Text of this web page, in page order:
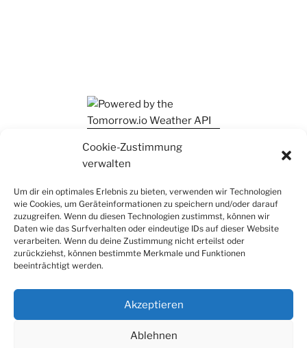
Cookie-Zustimmung
verwalten
Um dir ein optimales Erlebnis zu bieten, verwenden wir Technologien
wie Cookies, um Geräteinformationen zu speichern und/oder darauf
zuzugreifen. Wenn du diesen Technologien zustimmst, können wir
Daten wie das Surfverhalten oder eindeutige IDs auf dieser Website
verarbeiten. Wenn du deine Zustimmung nicht erteilst oder
zurückziehst, können bestimmte Merkmale und Funktionen
beeinträchtigt werden.
Akzeptieren
Ablehnen